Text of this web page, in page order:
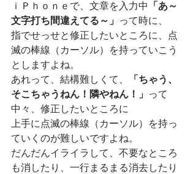
ｉＰｈｏｎｅで、文章を入力中
「あ～
文字打ち間違えてる～」 って時に、
指でせっせと修正したいところに、点
滅の棒線（カーソル）を持っていこう
としますよね。
あれって、結構難しくて、
「ちゃう、
そこちゃうねん！隣やねん！」 って
中々、修正したいところに
上手に点滅の棒線（カーソル）を持っ
ていくのが難しいですよね。
だんだんイライラして、不要なところ
も消したり、一行まるまる消去したり